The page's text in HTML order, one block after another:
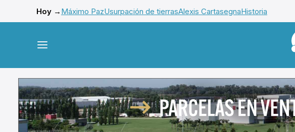
Hoy → Máximo PazUsurpación de tierrasAlexis CartasegnaHistoria